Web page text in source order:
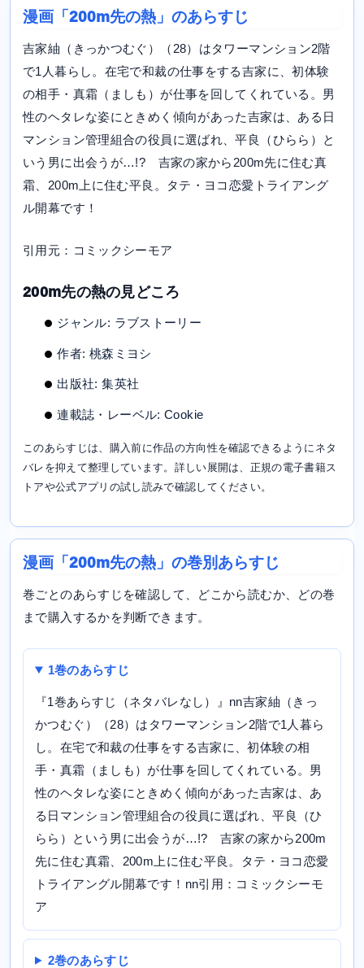
漫画「200m先の熱」のあらすじ
吉家紬（きっかつむぐ）（28）はタワーマンション2階
で1人暮らし。在宅で和裁の仕事をする吉家に、初体験
の相手・真霜（ましも）が仕事を回してくれている。男
性のヘタレな姿にときめく傾向があった吉家は、ある日
マンション管理組合の役員に選ばれ、平良（ひらら）と
いう男に出会うが…!? 吉家の家から200m先に住む真
霜、200m上に住む平良。タテ・ヨコ恋愛トライアング
ル開幕です！
引用元：コミックシーモア
200m先の熱の見どころ
ジャンル: ラブストーリー
作者: 桃森ミヨシ
出版社: 集英社
連載誌・レーベル: Cookie
このあらすじは、購入前に作品の方向性を確認できるようにネタ
バレを抑えて整理しています。詳しい展開は、正規の電子書籍ス
トアや公式アプリの試し読みで確認してください。
漫画「200m先の熱」の巻別あらすじ
巻ごとのあらすじを確認して、どこから読むか、どの巻
まで購入するかを判断できます。
1巻のあらすじ
『1巻あらすじ（ネタバレなし）』nn吉家紬（きっ
かつむぐ）（28）はタワーマンション2階で1人暮ら
し。在宅で和裁の仕事をする吉家に、初体験の相
手・真霜（ましも）が仕事を回してくれている。男
性のヘタレな姿にときめく傾向があった吉家は、あ
る日マンション管理組合の役員に選ばれ、平良（ひ
らら）という男に出会うが…!? 吉家の家から200m
先に住む真霜、200m上に住む平良。タテ・ヨコ恋愛
トライアングル開幕です！nn引用：コミックシーモ
ア
2巻のあらすじ